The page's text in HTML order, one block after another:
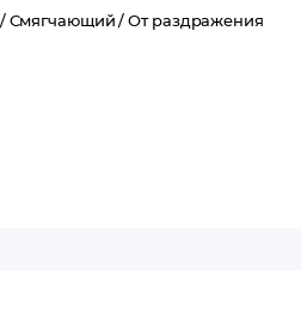
Смягчающий /От раздражения